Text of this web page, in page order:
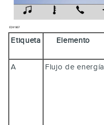
Etiqueta Elemento
A Flujo de energía